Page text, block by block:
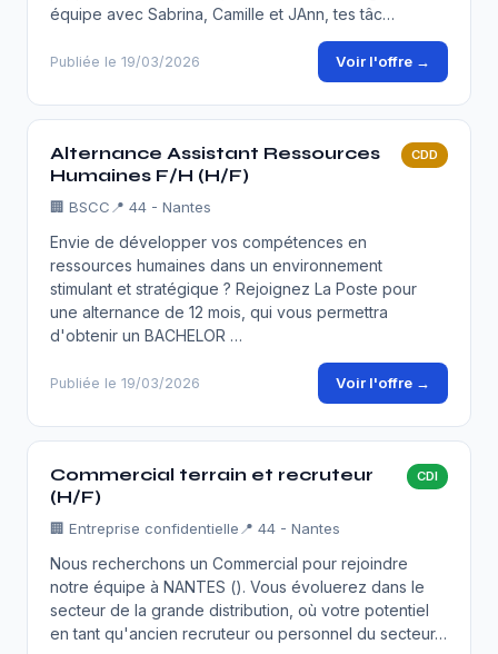
équipe avec Sabrina, Camille et JAnn, tes tâc…
Publiée le 19/03/2026 Voir l'offre →
Alternance Assistant Ressources
Humaines F/H (H/F)
CDD
🏢 BSCC 📍 44 - Nantes
Envie de développer vos compétences en
ressources humaines dans un environnement
stimulant et stratégique ? Rejoignez La Poste pour
une alternance de 12 mois, qui vous permettra
d'obtenir un BACHELOR …
Publiée le 19/03/2026 Voir l'offre →
Commercial terrain et recruteur
(H/F)
CDI
🏢 Entreprise confidentielle 📍 44 - Nantes
Nous recherchons un Commercial pour rejoindre
notre équipe à NANTES (). Vous évoluerez dans le
secteur de la grande distribution, où votre potentiel
en tant qu'ancien recruteur ou personnel du secteur…